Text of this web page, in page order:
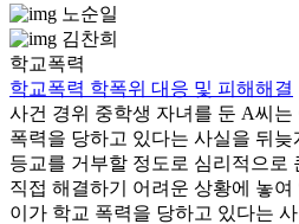
노순일
김찬희
학교폭력
학교폭력 학폭위 대응 및 피해해결
사건 경위 중학생 자녀를 둔 A씨
폭력을 당하고 있다는 사실을 뒤
등교를 거부할 정도로 심리적으로
직접 해결하기 어려운 상황에 놓
이가 학교 폭력을 당하고 있다는